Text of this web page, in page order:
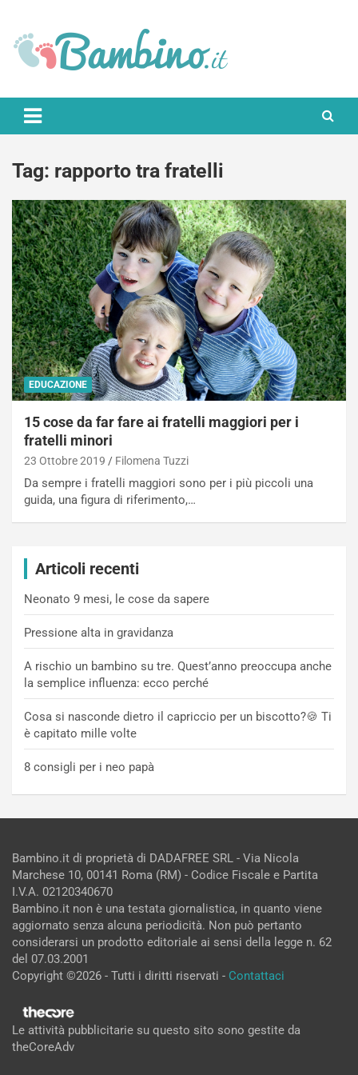
content
Bambino.it
Tag: rapporto tra fratelli
EDUCAZIONE
15 cose da far fare ai fratelli maggiori per i
fratelli minori
23 Ottobre 2019 Filomena Tuzzi
Da sempre i fratelli maggiori sono per i più piccoli una
guida, una figura di riferimento,…
Articoli recenti
Neonato 9 mesi, le cose da sapere
Pressione alta in gravidanza
A rischio un bambino su tre. Quest’anno preoccupa anche
la semplice influenza: ecco perché
Cosa si nasconde dietro il capriccio per un biscotto?🍪 Ti
è capitato mille volte
8 consigli per i neo papà
Bambino.it di proprietà di DADAFREE SRL - Via Nicola
Marchese 10, 00141 Roma (RM) - Codice Fiscale e Partita
I.V.A. 02120340670
Bambino.it non è una testata giornalistica, in quanto viene
aggiornato senza alcuna periodicità. Non può pertanto
considerarsi un prodotto editoriale ai sensi della legge n. 62
del 07.03.2001
Copyright ©2026 - Tutti i diritti riservati - Contattaci
Le attività pubblicitarie su questo sito sono gestite da
theCoreAdv